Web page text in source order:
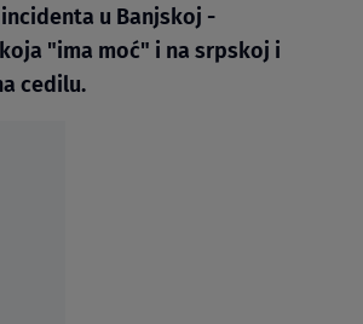
u Banjskoj -
"ima moć" i na srpskoj i
cedilu.